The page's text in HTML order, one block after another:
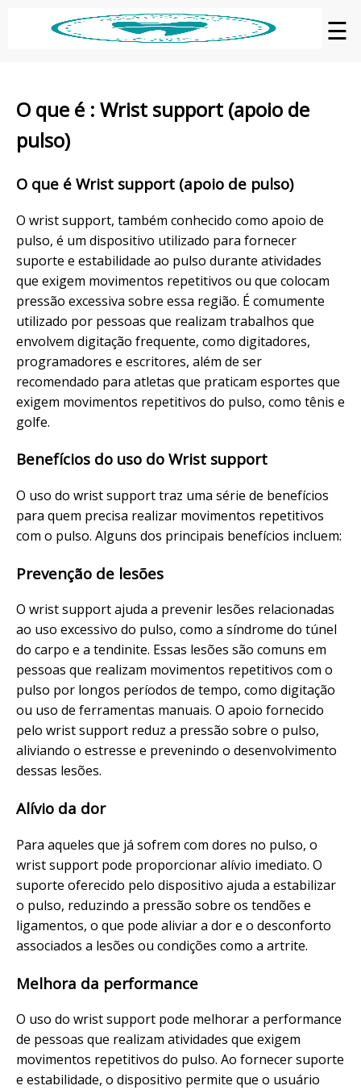
☰
O que é : Wrist support (apoio de
pulso)
O que é Wrist support (apoio de pulso)
O wrist support, também conhecido como apoio de
pulso, é um dispositivo utilizado para fornecer
suporte e estabilidade ao pulso durante atividades
que exigem movimentos repetitivos ou que colocam
pressão excessiva sobre essa região. É comumente
utilizado por pessoas que realizam trabalhos que
envolvem digitação frequente, como digitadores,
programadores e escritores, além de ser
recomendado para atletas que praticam esportes que
exigem movimentos repetitivos do pulso, como tênis e
golfe.
Benefícios do uso do Wrist support
O uso do wrist support traz uma série de benefícios
para quem precisa realizar movimentos repetitivos
com o pulso. Alguns dos principais benefícios incluem:
Prevenção de lesões
O wrist support ajuda a prevenir lesões relacionadas
ao uso excessivo do pulso, como a síndrome do túnel
do carpo e a tendinite. Essas lesões são comuns em
pessoas que realizam movimentos repetitivos com o
pulso por longos períodos de tempo, como digitação
ou uso de ferramentas manuais. O apoio fornecido
pelo wrist support reduz a pressão sobre o pulso,
aliviando o estresse e prevenindo o desenvolvimento
dessas lesões.
Alívio da dor
Para aqueles que já sofrem com dores no pulso, o
wrist support pode proporcionar alívio imediato. O
suporte oferecido pelo dispositivo ajuda a estabilizar
o pulso, reduzindo a pressão sobre os tendões e
ligamentos, o que pode aliviar a dor e o desconforto
associados a lesões ou condições como a artrite.
Melhora da performance
O uso do wrist support pode melhorar a performance
de pessoas que realizam atividades que exigem
movimentos repetitivos do pulso. Ao fornecer suporte
e estabilidade, o dispositivo permite que o usuário